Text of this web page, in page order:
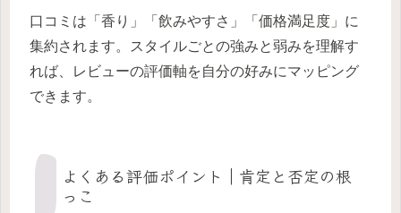
口コミは「香り」「飲みやすさ」「価格満足度」に
集約されます。スタイルごとの強みと弱みを理解す
れば、レビューの評価軸を自分の好みにマッピング
できます。
よくある評価ポイント｜肯定と否定の根
っこ